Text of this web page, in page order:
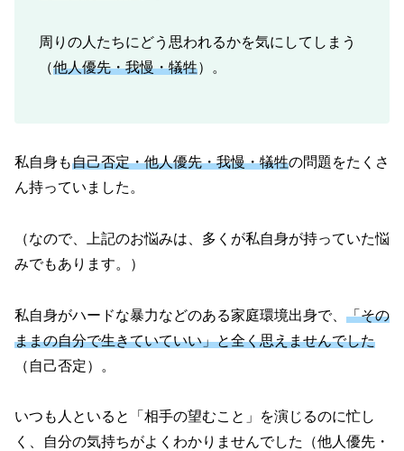
周りの人たちにどう思われるかを気にしてしまう
（他人優先・我慢・犠牲）。
私自身も自己否定・他人優先・我慢・犠牲の問題をたくさ
ん持っていました。
（なので、上記のお悩みは、多くが私自身が持っていた悩
みでもあります。）
私自身がハードな暴力などのある家庭環境出身で、 「その
ままの自分で生きていていい」と全く思えませんでした
（自己否定）。
いつも人といると「相手の望むこと」を演じるのに忙し
く、自分の気持ちがよくわかりませんでした（他人優先・